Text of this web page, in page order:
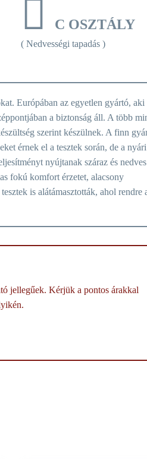
C OSZTÁLY
( Nedvességi tapadás )
Európában az egyetlen gyártó, aki
a biztonság áll. A több
szerint készülnek. A finn
érnek el a tesztek során, de a nyári
nyújtanak száraz és nedves
fokú komfort érzetet, alacsony
is alátámasztották, ahol rendre
jellegűek. Kérjük a pontos árakkal